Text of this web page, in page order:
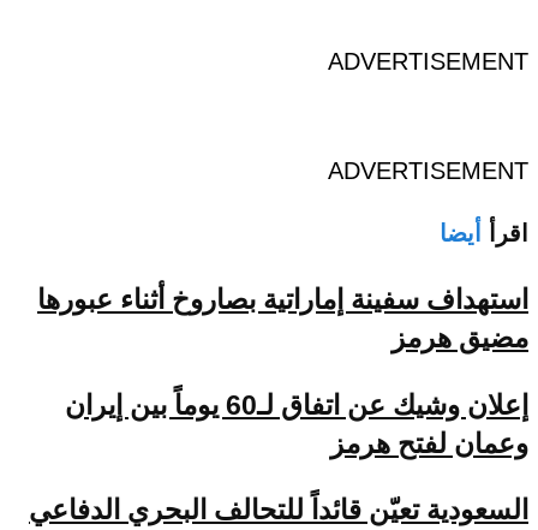
ADVERTISEMENT
ADVERTISEMENT
اقرأ أيضا
استهداف سفينة إماراتية بصاروخ أثناء عبورها
مضيق هرمز
إعلان وشيك عن اتفاق لـ60 يوماً بين إيران
وعمان لفتح هرمز
السعودية تعيّن قائداً للتحالف البحري الدفاعي